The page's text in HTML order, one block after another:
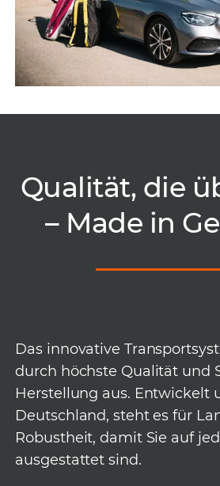
Qualität, die
– Made in
Das innovative
durch höchste Qualität und
Herstellung aus. Entwickelt
Deutschland, steht es für
Robustheit, damit Sie auf
ausgestattet sind.